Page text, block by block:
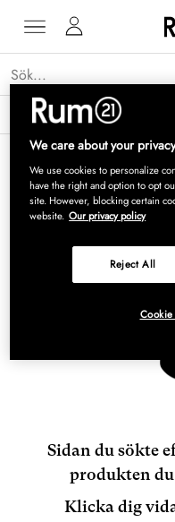
Få 15 % rabatt på
Sidan du sökte
produkten
Klicka dig
We care about your
We use cookies to personalize
have the right and option to opt
site. However, blocking certain
website. Our privacy policy
Reject All